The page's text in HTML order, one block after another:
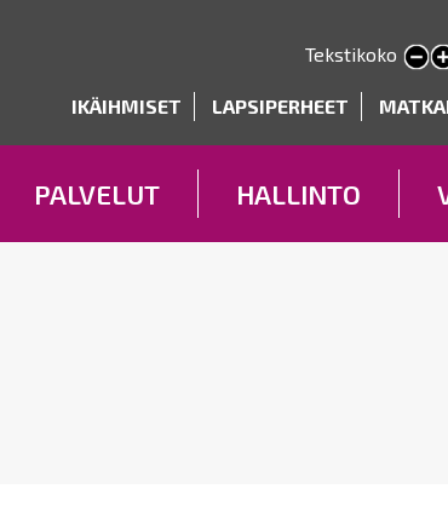
pääsisältöön
Tekstikoko
Pienennä tekstin kokoa
Suurenna tekstin
Kohderyhmät
IKÄIHMISET LAPSIPERHEET
PALVELUT HALLINTO